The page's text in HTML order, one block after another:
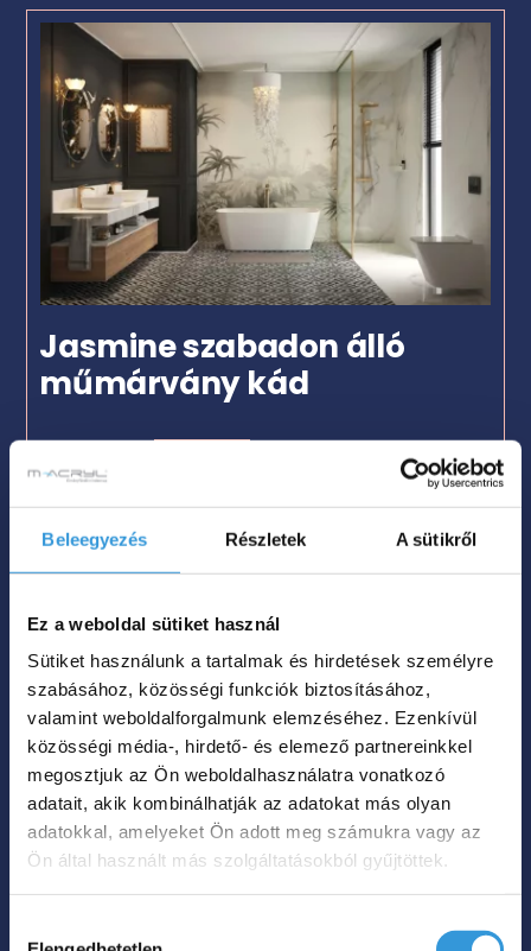
Beleegyezés Részletek A sütikről
Ez a weboldal sütiket használ
Sütiket használunk a tartalmak és hirdetések személyre
szabásához, közösségi funkciók biztosításához,
valamint weboldalforgalmunk elemzéséhez. Ezenkívül
közösségi média-, hirdető- és elemező partnereinkkel
megosztjuk az Ön weboldalhasználatra vonatkozó
adatait, akik kombinálhatják az adatokat más olyan
adatokkal, amelyeket Ön adott meg számukra vagy az
Ön által használt más szolgáltatásokból gyűjtöttek.
Jasmine szabadon álló
műmárvány kád
Szín


639 000Ft
Megnézem